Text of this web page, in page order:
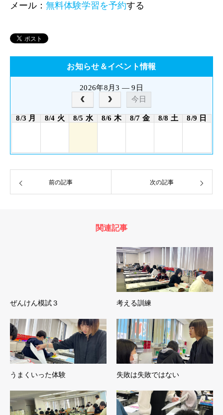
メール： 無料体験学習を予約する
お知らせ＆イベント情報
2026年8月3 — 9日
今日
8/3 月 8/4 火 8/5 水 8/6 木 8/7 金 8/8 土 8/9 日
前の記事 次の記事
関連記事
ぜんけん模試３ 考える訓練
うまくいった体験 失敗は失敗ではない